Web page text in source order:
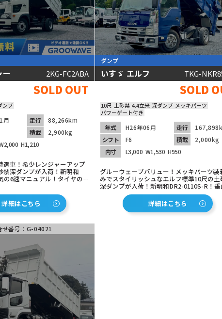
車種名
シフト
フリーワード
ー 2KG-FC2ABA
SOLD OUT
ンプ
月 走行
88,266km
積載
2,900kg
H1,210
選車！希少レンジャーアップ
禁深ダンプが入荷！新明和
の6速マニュアル！タイヤの山
詳細はこちら
ダンプ
いすゞ エルフ TKG-
SOLD
10尺 土砂禁 4.4立米 深ダンプ メッキパーツ
パワーゲート付き
年式 H26年06月 走行
シフト
F6 積載
2,000kg
内寸
L3,000 W1,530 H950
グルーウェーブバリュー！メッキパーツ装
みでスタイリッシュなエルフ標準10尺の土
深ダンプが入荷！新明和DR2-0110S-R！垂
ワーゲート装備！人気の6速マニュアル！
詳細はこちら
せ番号：G-04021